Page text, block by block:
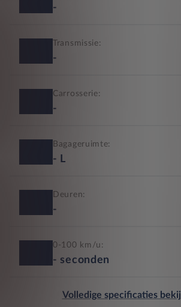
-
Transmissie:
-
Carrosserie:
-
Bagageruimte:
- L
Deuren:
-
0-100 km/u:
- seconden
Volledige specificaties